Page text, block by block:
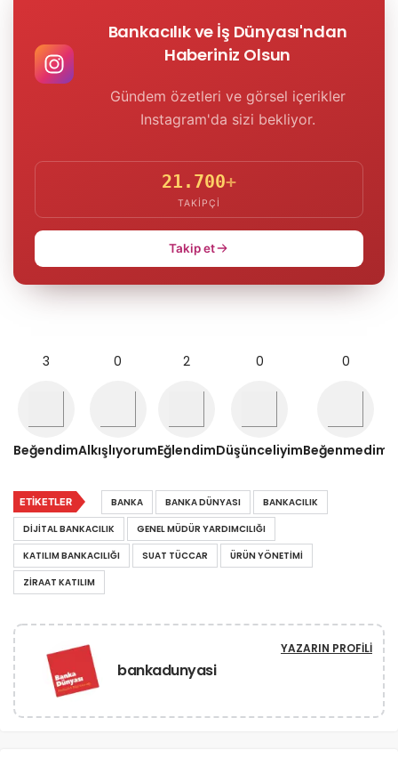
Bankacılık ve İş Dünyası'ndan
Haberiniz Olsun
Gündem özetleri ve görsel içerikler
Instagram'da sizi bekliyor.
21.700+
TAKIPÇI
Takip et
3
Beğendim
0
Alkışlıyorum
2
Eğlendim
0
Düşünceliyim
0
Beğenmedim
ETIKETLER BANKA BANKA DÜNYASI
BANKACILIK
DIJITAL BANKACILIK
GENEL MÜDÜR YARDIMCILIĞI
KATILIM BANKACILIĞI
SUAT TÜCCAR
ÜRÜN YÖNETIMI
ZIRAAT KATILIM
bankadunyasi
YAZARIN PROFILI